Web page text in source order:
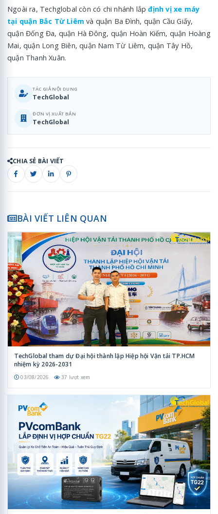
Ngoài ra, Techglobal còn có chi nhánh lắpđịnh vị xe máy
tại quận Bắc Từ Liêm và quận Ba Đình, quận Cầu Giấy,
quận Đống Đa, quận Hà Đông, quận Hoàn Kiếm, quận Hoàng
Mai, quận Long Biên, quận Nam Từ Liêm, quận Tây Hồ,
quận Thanh Xuân.
TÁC GIẢ NỘI DUNG
TechGlobal
ĐƠN VỊ XUẤT BẢN
TechGlobal
CHIA SẺ BÀI VIẾT
BÀI VIẾT LIÊN QUAN
TechGlobal tham dự Đại hội thành lập Hiệp hội Vận tải TP.HCM
nhiệm kỳ 2026-2031
03/08/2026 37 lượt xem